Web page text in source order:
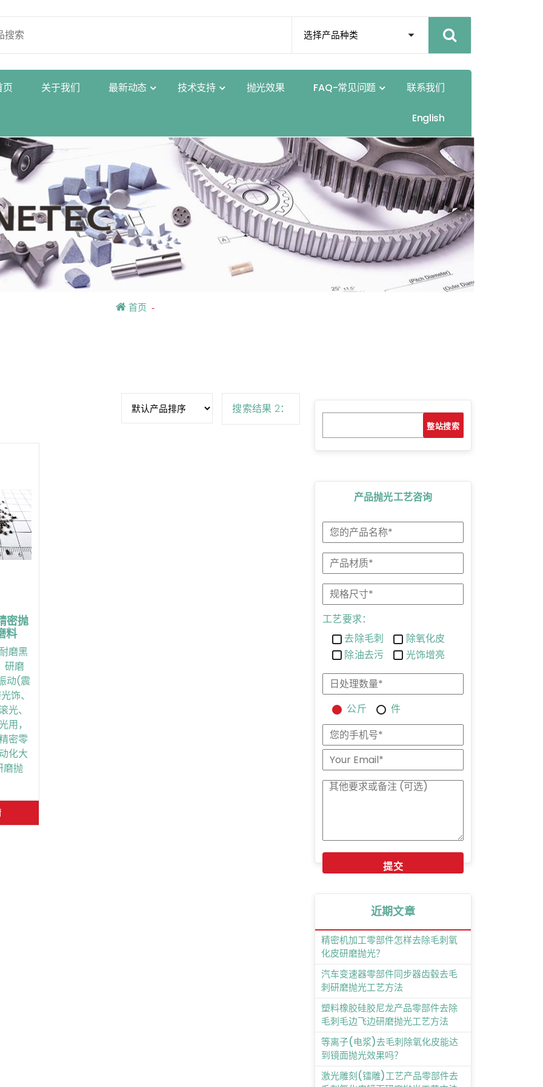
页 关于我们 最新动态 技术支持 抛光效果 FAQ-常见问题 联系我们
English
首页 -
搜索结果 2：
密抛
料
磨黑
研磨
动(震
饰、
光、
用，
密零
化大
磨抛
索
搜索
产品抛光工艺咨询
工艺要求：
去除毛刺
除氧化皮
除油去污
光饰增亮
公斤 件
近期文章
精密机加工零部件怎样去除毛刺氧
化皮研磨抛光？
汽车变速器零部件同步器齿毂去毛
刺研磨抛光工艺方法
塑料橡胶硅胶尼龙产品零部件去除
毛刺毛边飞边研磨抛光工艺方法
等离子(电浆)去毛刺除氧化皮能达
到镜面抛光效果吗？
激光雕刻(镭雕)工艺产品零部件去